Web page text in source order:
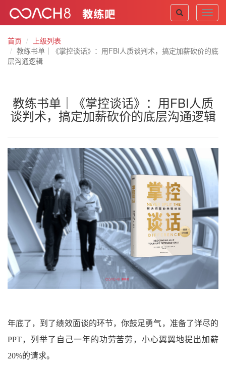
首页
上级列表
教练书单｜《掌控谈话》：用FBI人质谈判术，搞定加薪砍价的底
层沟通逻辑
教练书单｜《掌控谈话》：用FBI人质
谈判术，搞定加薪砍价的底层沟通逻辑
年底了，到了绩效面谈的环节，你鼓足勇气，准备了详尽的
PPT，列举了自己一年的功劳苦劳，小心翼翼地提出加薪
20%的请求。